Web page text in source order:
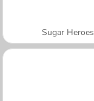
Sugar Heroes